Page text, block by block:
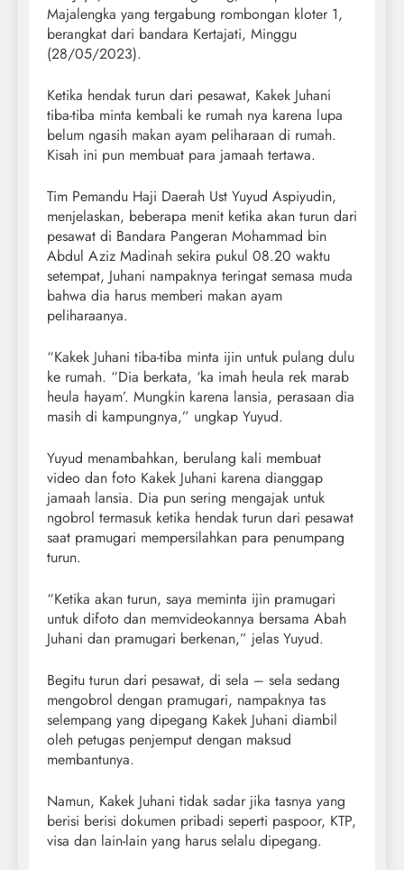
Majalengka yang tergabung rombongan kloter 1,
berangkat dari bandara Kertajati, Minggu
(28/05/2023).
Ketika hendak turun dari pesawat, Kakek Juhani
tiba-tiba minta kembali ke rumah nya karena lupa
belum ngasih makan ayam peliharaan di rumah.
Kisah ini pun membuat para jamaah tertawa.
Tim Pemandu Haji Daerah Ust Yuyud Aspiyudin,
menjelaskan, beberapa menit ketika akan turun dari
pesawat di Bandara Pangeran Mohammad bin
Abdul Aziz Madinah sekira pukul 08.20 waktu
setempat, Juhani nampaknya teringat semasa muda
bahwa dia harus memberi makan ayam
peliharaanya.
“Kakek Juhani tiba-tiba minta ijin untuk pulang dulu
ke rumah. “Dia berkata, ‘ka imah heula rek marab
heula hayam’. Mungkin karena lansia, perasaan dia
masih di kampungnya,” ungkap Yuyud.
Yuyud menambahkan, berulang kali membuat
video dan foto Kakek Juhani karena dianggap
jamaah lansia. Dia pun sering mengajak untuk
ngobrol termasuk ketika hendak turun dari pesawat
saat pramugari mempersilahkan para penumpang
turun.
“Ketika akan turun, saya meminta ijin pramugari
untuk difoto dan memvideokannya bersama Abah
Juhani dan pramugari berkenan,” jelas Yuyud.
Begitu turun dari pesawat, di sela – sela sedang
mengobrol dengan pramugari, nampaknya tas
selempang yang dipegang Kakek Juhani diambil
oleh petugas penjemput dengan maksud
membantunya.
Namun, Kakek Juhani tidak sadar jika tasnya yang
berisi berisi dokumen pribadi seperti paspoor, KTP,
visa dan lain-lain yang harus selalu dipegang.